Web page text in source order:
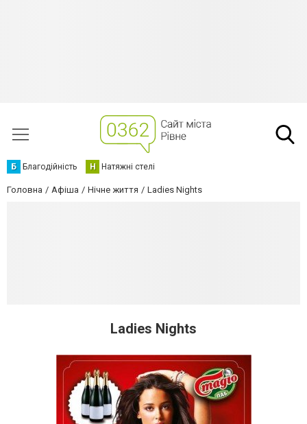
Б Благодійність Н Натяжні стелі
Головна Афіша Нічне життя Ladies Nights
Ladies Nights